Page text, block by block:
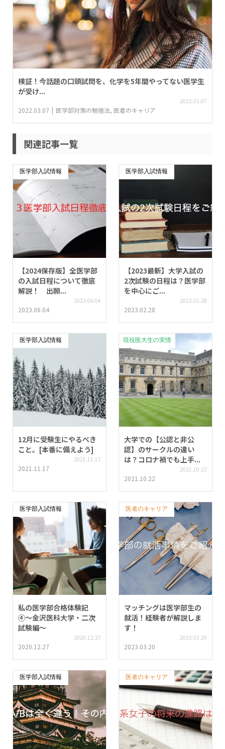
検証！今話題の口頭試問を、化学を5年間やってない医学生
が受け...
2022.03.07
2022.03.07 医学部対策の勉強法, 医者のキャリア
関連記事一覧
医学部入試情報
【2024保存版】全医学部
の入試日程について徹底
解説！ 出願...
2023.06.04
2023.06.04
医学部入試情報
【2023最新】大学入試の
2次試験の日程は？医学部
を中心にご...
2023.02.28
2023.02.28
医学部入試情報
12月に受験生にやるべき
こと。[本番に備えよう]
2021.11.17
2021.11.17
現役医大生の実情
大学での【公認と非公
認】のサークルの違い
は？コロナ禍でも上手...
2021.10.22
2021.10.22
医学部入試情報
私の医学部合格体験記
④〜金沢医科大学・二次
試験編〜
2020.12.27
2020.12.27
医者のキャリア
マッチングは医学部生の
就活！経験者が解説しま
す！
2023.03.20
2023.03.20
医学部入試情報 医者のキャリア